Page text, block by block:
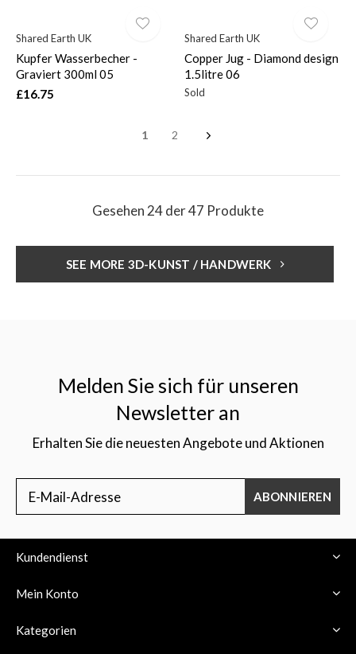
Shared Earth UK
Kupfer Wasserbecher -
Graviert 300ml 05
£16.75
Shared Earth UK
Copper Jug - Diamond design
1.5litre 06
Sold
1 2
Gesehen 24 der 47 Produkte
SEE MORE 3D-KUNST / HANDWERK
Melden Sie sich für unseren
Newsletter an
Erhalten Sie die neuesten Angebote und Aktionen
ABONNIEREN
Kundendienst
Mein Konto
Kategorien